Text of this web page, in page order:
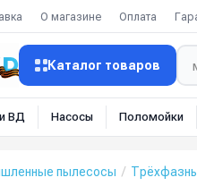
О магазине Оплата
Каталог товаров
ВД Насосы Поломойки
пылесосы